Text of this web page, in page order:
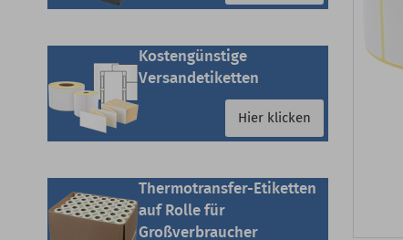
Kostengünstige
Versandetiketten
Hier klicken
Thermotransfer-Etiketten
auf Rolle für
Großverbraucher